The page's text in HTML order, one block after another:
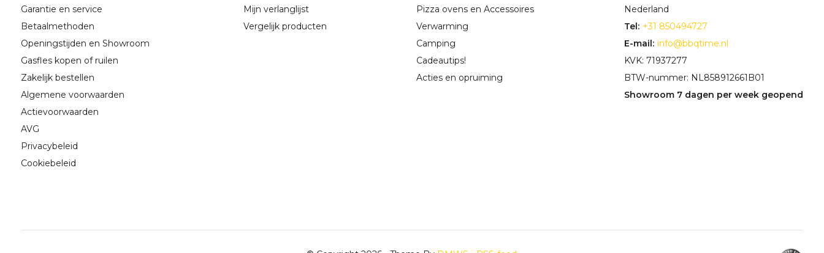
Garantie en service
Betaalmethoden
Openingstijden en Showroom
Gasfles kopen of ruilen
Zakelijk bestellen
Algemene voorwaarden
Actievoorwaarden
AVG
Privacybeleid
Cookiebeleid
Mijn verlanglijst
Vergelijk producten
Pizza ovens en Accessoires
Verwarming
Camping
Cadeautips!
Acties en opruiming
Nederland
Tel: +31 850494727
E-mail: info@bbqtime.nl
KVK: 71937277
BTW-nummer: NL858912661B01
Showroom 7 dagen per week geopend